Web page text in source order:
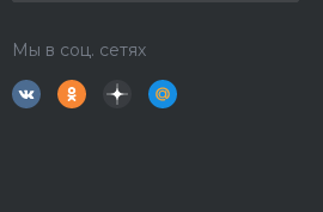
Мы в соц. сетях